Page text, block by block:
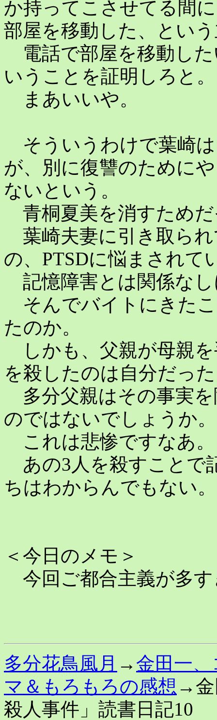
か持ってこさせてる間
部屋を移動した、とい
電話で部屋を移動し
いうことを証明しろと。
まあいいや。
そういうわけで葉崎
が、別に復讐のために
ないという。
青桐夏美を消すため
葉崎夫妻に引き取ら
の、PTSDに悩まされて
記憶障害とは関係な
そんでバイトにきた
たのか。
しかも、父親が母親
を殺したのは自分だっ
多分父親はその事実
のではないでしょうか。
これは悲惨ですなあ。
あの3人を殺すことで
ちはわからんでもない。
＜今日のメモ＞
今回ご都合主義が多
多分花鳥風月 → 金田一
マ＆もろもろの感想 →金
殺人事件」読書日記10